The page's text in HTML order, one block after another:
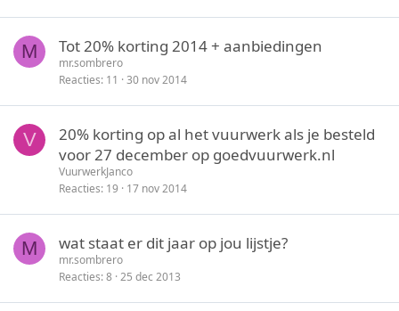
M Tot 20% korting 2014 + aanbiedingen
mr.sombrero
Reacties 11 30 nov 2014
V
20% korting op al het vuurwerk als je besteld
voor 27 december op goedvuurwerk.nl
VuurwerkJanco
Reacties 19 17 nov 2014
M wat staat er dit jaar op jou lijstje?
mr.sombrero
Reacties 8 25 dec 2013